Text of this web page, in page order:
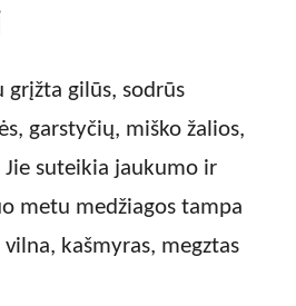
gilūs, sodrūs
garstyčių, miško žalios,
Jie suteikia jaukumo ir
metu medžiagos tampa
kašmyras, megztas